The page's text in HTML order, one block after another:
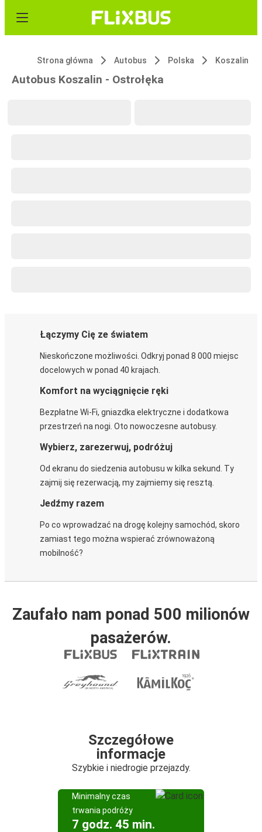
Strona główna Autobus Polska Koszalin
Autobus Koszalin - Ostrołęka
Łączymy Cię ze światem
Nieskończone możliwości. Odkryj ponad 8 000 miejsc
docelowych w ponad 40 krajach.
Komfort na wyciągnięcie ręki
Bezpłatne Wi-Fi, gniazdka elektryczne i dodatkowa
przestrzeń na nogi. Oto nowoczesne autobusy.
Wybierz, zarezerwuj, podróżuj
Od ekranu do siedzenia autobusu w kilka sekund. Ty
zajmij się rezerwacją, my zajmiemy się resztą.
Jedźmy razem
Po co wprowadzać na drogę kolejny samochód, skoro
zamiast tego można wspierać zrównoważoną
mobilność?
Zaufało nam ponad 500 milionów
pasażerów.
Szczegółowe
informacje
Szybkie i niedrogie przejazdy.
Minimalny czas
trwania podróży
7 godz. 45 min.